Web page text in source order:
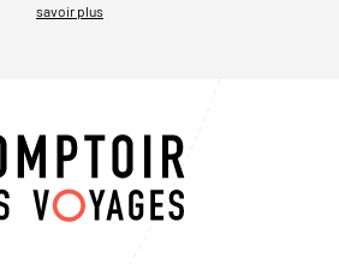
savoir plus